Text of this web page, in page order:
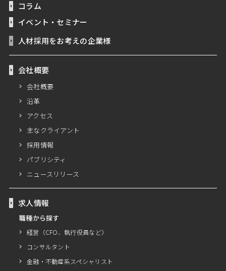
コラム
イベント・セミナー
人材採用をお考えの企業様
会社概要
会社概要
沿革
アクセス
主なクライアント
採用情報
パブリシティ
ニュースリリース
求人情報
職種から探す
経営（CFO、執行役員など）
コンサルタント
金融・不動産系スペシャリスト